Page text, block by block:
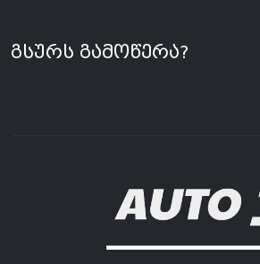
გსურს გამოწერა?